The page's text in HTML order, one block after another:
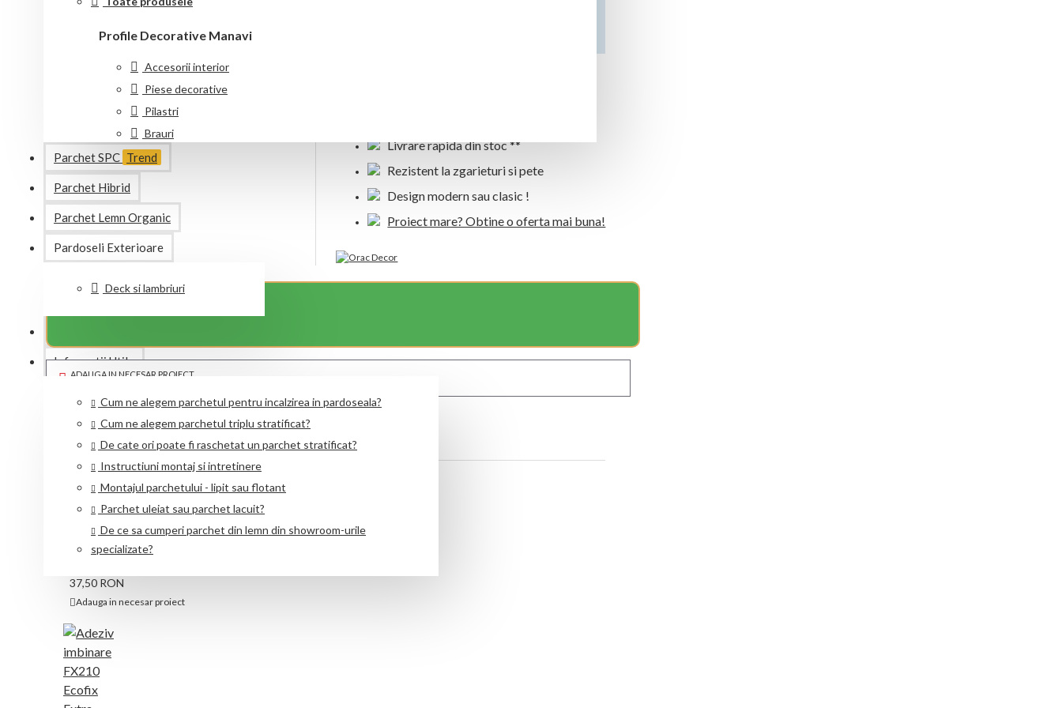
Profile Decorative Manavi
Accesorii interior
Piese decorative
Pilastri
Brauri
Chenare
Riflaje
Plinte
Rozete
Scafe
Toate produsele
Parchet SPC Trend
Parchet Hibrid
Parchet Lemn Organic
Pardoseli Exterioare
Deck si lambriuri
Informatii Utile
Cum ne alegem parchetul pentru incalzirea in pardoseala?
Cum ne alegem parchetul triplu stratificat?
De cate ori poate fi raschetat un parchet stratificat?
Instructiuni montaj si intretinere
Montajul parchetului - lipit sau flotant
Parchet uleiat sau parchet lacuit?
De ce sa cumperi parchet din lemn din showroom-urile
specializate?
112,00 RON
Livrare rapida din stoc **
Rezistent la zgarieturi si pete
Design modern sau clasic !
Proiect mare? Obtine o oferta mai buna!
ADAUGA IN NECESAR PROIECT
CUMPĂRATE FRECVENT ÎMPREUNĂ
37,50 RON
Adauga in necesar proiect